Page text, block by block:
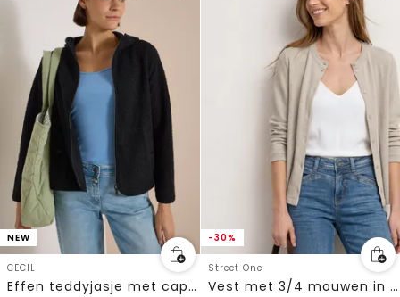
NEW
CECIL
Effen teddyjasje met capuchon
-30%
Street One
Vest met 3/4 mouwen in een gebreide look